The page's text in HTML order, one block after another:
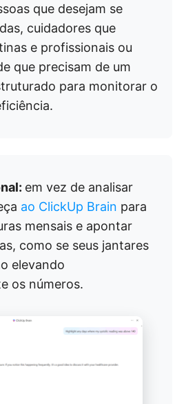
que desejam se
cuidadores que
e profissionais ou
que precisam de um
para monitorar o
em vez de analisar
ao ClickUp Brain para
mensais e apontar
como se seus jantares
elevando
os números.